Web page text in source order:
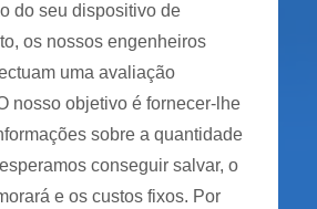
do seu dispositivo de
os nossos engenheiros
uma avaliação
nosso objetivo é fornecer-lhe
sobre a quantidade
conseguir salvar, o
e os custos fixos. Por